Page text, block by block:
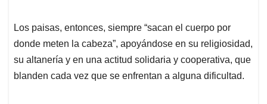
Los paisas, entonces, siempre “sacan el cuerpo por
donde meten la cabeza”, apoyándose en su religiosidad,
su altanería y en una actitud solidaria y cooperativa, que
blanden cada vez que se enfrentan a alguna dificultad.